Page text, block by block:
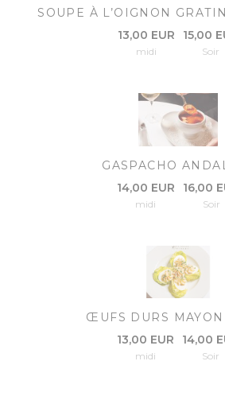
SOUPE À L’OIGNON
13,00 EUR
midi
15,00
Soir
GASPACHO
14,00 EUR
midi
16,00
Soir
ŒUFS DURS
13,00 EUR
midi
14,00
Soir